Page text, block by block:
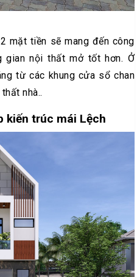
mặt tiền sẽ mang đến công
gian nội thất mở tốt hơn. Ở
từ các khung cửa sổ chan
nhà..
kiến trúc mái Lệch